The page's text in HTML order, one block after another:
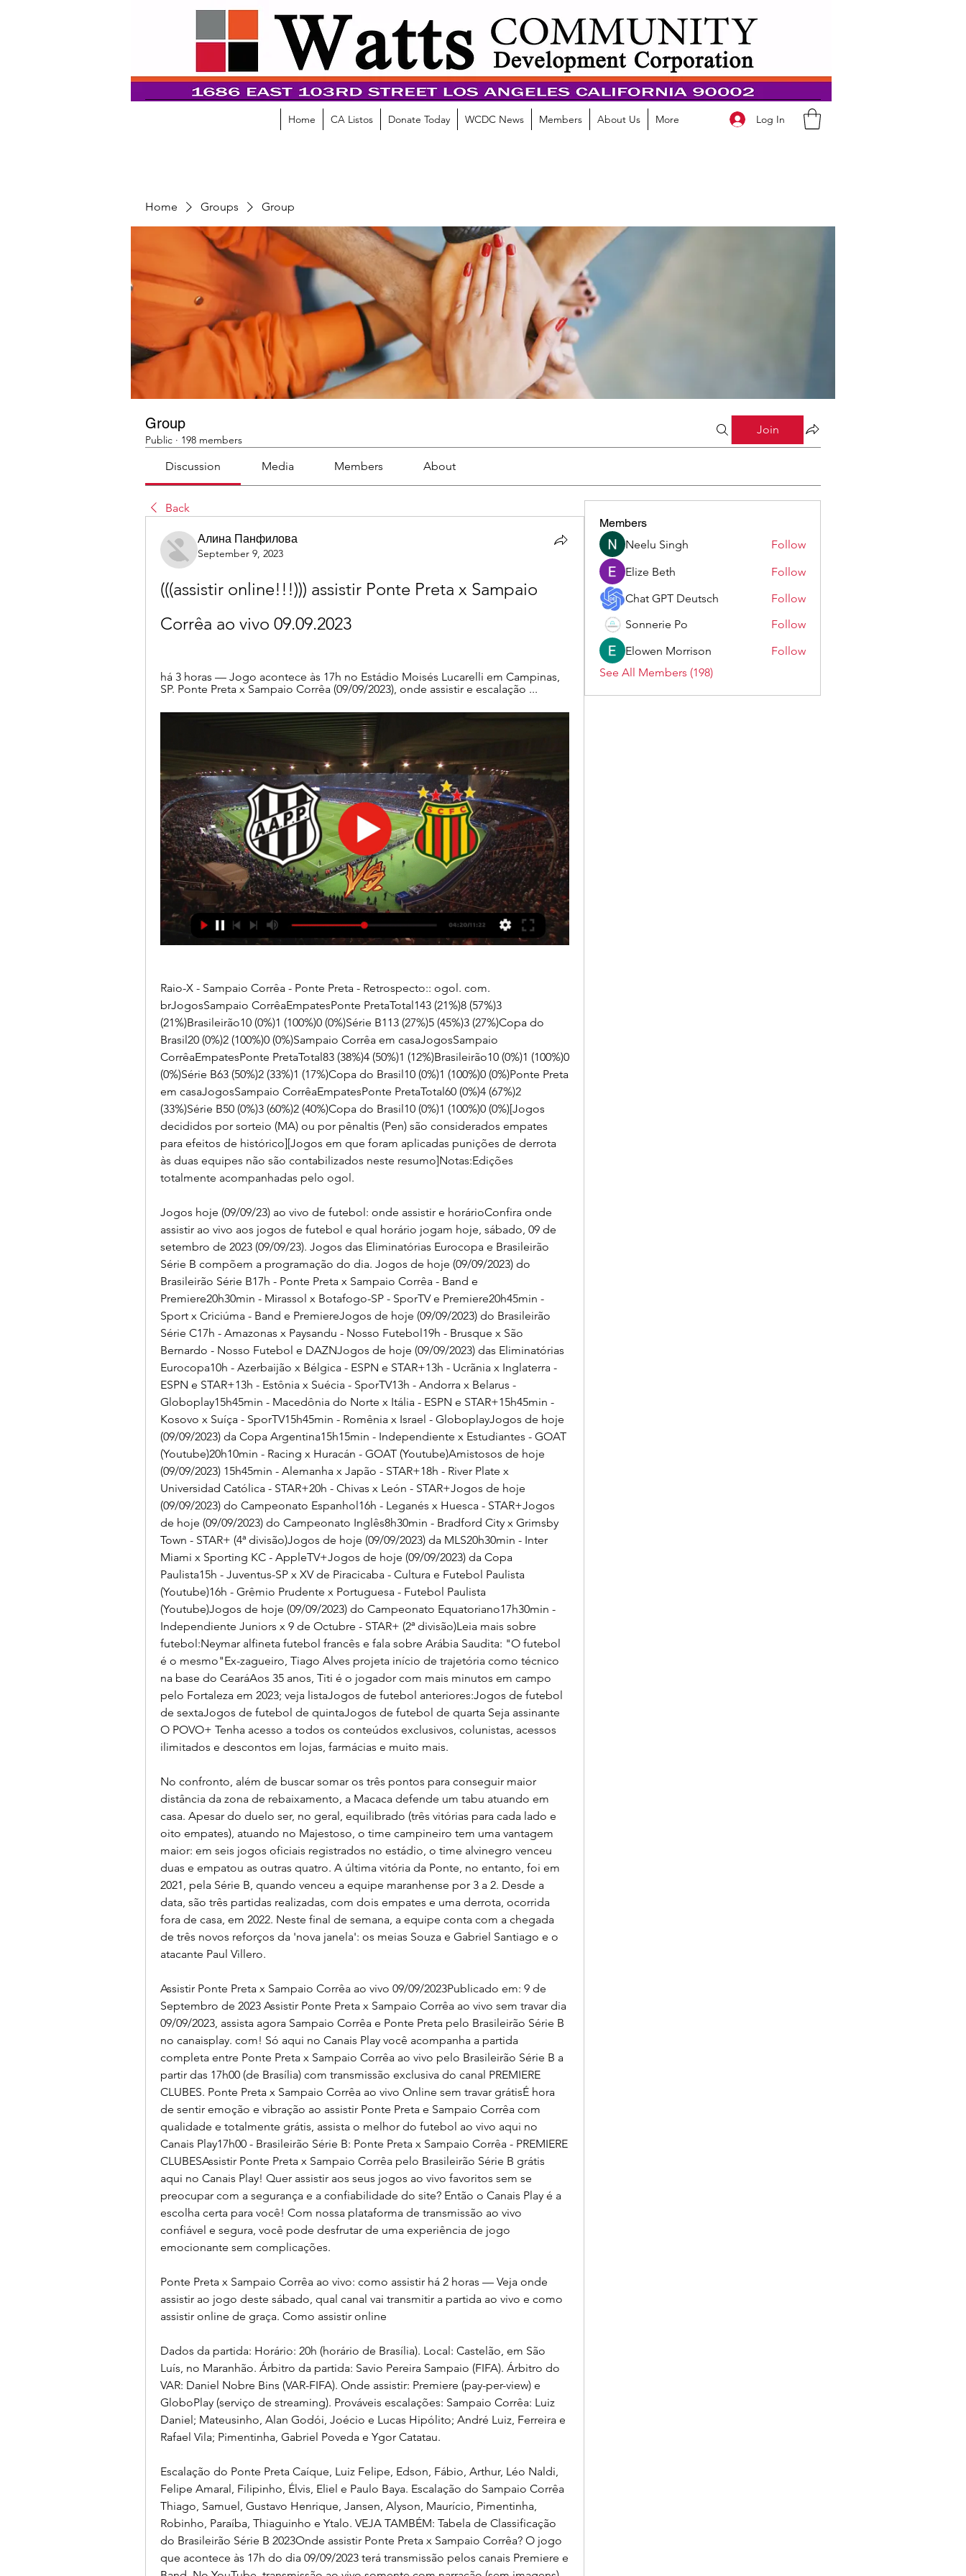
Home CA Listos Donate Today WCDC News Members About Us More Log In
Home Groups Group
Group
Public · 198 members
Join
Discussion Media Members About
Back
Алина Панфилова
September 9, 2023
(((assistir online!!!))) assistir Ponte Preta x Sampaio
Corrêa ao vivo 09.09.2023
há 3 horas — Jogo acontece às 17h no Estádio Moisés Lucarelli em Campinas,
SP. Ponte Preta x Sampaio Corrêa (09/09/2023), onde assistir e escalação ...
Raio-X - Sampaio Corrêa - Ponte Preta - Retrospecto:: ogol. com.
brJogosSampaio CorrêaEmpatesPonte PretaTotal143 (21%)8 (57%)3
(21%)Brasileirão10 (0%)1 (100%)0 (0%)Série B113 (27%)5 (45%)3 (27%)Copa do
Brasil20 (0%)2 (100%)0 (0%)Sampaio Corrêa em casaJogosSampaio
CorrêaEmpatesPonte PretaTotal83 (38%)4 (50%)1 (12%)Brasileirão10 (0%)1 (100%)0
(0%)Série B63 (50%)2 (33%)1 (17%)Copa do Brasil10 (0%)1 (100%)0 (0%)Ponte Preta
em casaJogosSampaio CorrêaEmpatesPonte PretaTotal60 (0%)4 (67%)2
(33%)Série B50 (0%)3 (60%)2 (40%)Copa do Brasil10 (0%)1 (100%)0 (0%)[Jogos
decididos por sorteio (MA) ou por pênaltis (Pen) são considerados empates
para efeitos de histórico][Jogos em que foram aplicadas punições de derrota
às duas equipes não são contabilizados neste resumo]Notas:Edições
totalmente acompanhadas pelo ogol.
Jogos hoje (09/09/23) ao vivo de futebol: onde assistir e horárioConfira onde
assistir ao vivo aos jogos de futebol e qual horário jogam hoje, sábado, 09 de
setembro de 2023 (09/09/23). Jogos das Eliminatórias Eurocopa e Brasileirão
Série B compõem a programação do dia. Jogos de hoje (09/09/2023) do
Brasileirão Série B17h - Ponte Preta x Sampaio Corrêa - Band e
Premiere20h30min - Mirassol x Botafogo-SP - SporTV e Premiere20h45min -
Sport x Criciúma - Band e PremiereJogos de hoje (09/09/2023) do Brasileirão
Série C17h - Amazonas x Paysandu - Nosso Futebol19h - Brusque x São
Bernardo - Nosso Futebol e DAZNJogos de hoje (09/09/2023) das Eliminatórias
Eurocopa10h - Azerbaijão x Bélgica - ESPN e STAR+13h - Ucrãnia x Inglaterra -
ESPN e STAR+13h - Estônia x Suécia - SporTV13h - Andorra x Belarus -
Globoplay15h45min - Macedônia do Norte x Itália - ESPN e STAR+15h45min -
Kosovo x Suíça - SporTV15h45min - Romênia x Israel - GloboplayJogos de hoje
(09/09/2023) da Copa Argentina15h15min - Independiente x Estudiantes - GOAT
(Youtube)20h10min - Racing x Huracán - GOAT (Youtube)Amistosos de hoje
(09/09/2023) 15h45min - Alemanha x Japão - STAR+18h - River Plate x
Universidad Católica - STAR+20h - Chivas x León - STAR+Jogos de hoje
(09/09/2023) do Campeonato Espanhol16h - Leganés x Huesca - STAR+Jogos
de hoje (09/09/2023) do Campeonato Inglês8h30min - Bradford City x Grimsby
Town - STAR+ (4ª divisão)Jogos de hoje (09/09/2023) da MLS20h30min - Inter
Miami x Sporting KC - AppleTV+Jogos de hoje (09/09/2023) da Copa
Paulista15h - Juventus-SP x XV de Piracicaba - Cultura e Futebol Paulista
(Youtube)16h - Grêmio Prudente x Portuguesa - Futebol Paulista
(Youtube)Jogos de hoje (09/09/2023) do Campeonato Equatoriano17h30min -
Independiente Juniors x 9 de Octubre - STAR+ (2ª divisão)Leia mais sobre
futebol:Neymar alfineta futebol francês e fala sobre Arábia Saudita: "O futebol
é o mesmo"Ex-zagueiro, Tiago Alves projeta início de trajetória como técnico
na base do CearáAos 35 anos, Titi é o jogador com mais minutos em campo
pelo Fortaleza em 2023; veja listaJogos de futebol anteriores:Jogos de futebol
de sextaJogos de futebol de quintaJogos de futebol de quarta Seja assinante
O POVO+ Tenha acesso a todos os conteúdos exclusivos, colunistas, acessos
ilimitados e descontos em lojas, farmácias e muito mais.
No confronto, além de buscar somar os três pontos para conseguir maior
distância da zona de rebaixamento, a Macaca defende um tabu atuando em
casa. Apesar do duelo ser, no geral, equilibrado (três vitórias para cada lado e
oito empates), atuando no Majestoso, o time campineiro tem uma vantagem
maior: em seis jogos oficiais registrados no estádio, o time alvinegro venceu
duas e empatou as outras quatro. A última vitória da Ponte, no entanto, foi em
2021, pela Série B, quando venceu a equipe maranhense por 3 a 2. Desde a
data, são três partidas realizadas, com dois empates e uma derrota, ocorrida
fora de casa, em 2022. Neste final de semana, a equipe conta com a chegada
de três novos reforços da 'nova janela': os meias Souza e Gabriel Santiago e o
atacante Paul Villero.
Assistir Ponte Preta x Sampaio Corrêa ao vivo 09/09/2023Publicado em: 9 de
Septembro de 2023 Assistir Ponte Preta x Sampaio Corrêa ao vivo sem travar dia
09/09/2023, assista agora Sampaio Corrêa e Ponte Preta pelo Brasileirão Série B
no canaisplay. com! Só aqui no Canais Play você acompanha a partida
completa entre Ponte Preta x Sampaio Corrêa ao vivo pelo Brasileirão Série B a
partir das 17h00 (de Brasília) com transmissão exclusiva do canal PREMIERE
CLUBES. Ponte Preta x Sampaio Corrêa ao vivo Online sem travar grátisÉ hora
de sentir emoção e vibração ao assistir Ponte Preta e Sampaio Corrêa com
qualidade e totalmente grátis, assista o melhor do futebol ao vivo aqui no
Canais Play17h00 - Brasileirão Série B: Ponte Preta x Sampaio Corrêa - PREMIERE
CLUBESAssistir Ponte Preta x Sampaio Corrêa pelo Brasileirão Série B grátis
aqui no Canais Play! Quer assistir aos seus jogos ao vivo favoritos sem se
preocupar com a segurança e a confiabilidade do site? Então o Canais Play é a
escolha certa para você! Com nossa plataforma de transmissão ao vivo
confiável e segura, você pode desfrutar de uma experiência de jogo
emocionante sem complicações.
Ponte Preta x Sampaio Corrêa ao vivo: como assistir há 2 horas — Veja onde
assistir ao jogo deste sábado, qual canal vai transmitir a partida ao vivo e como
assistir online de graça. Como assistir online
Dados da partida: Horário: 20h (horário de Brasília). Local: Castelão, em São
Luís, no Maranhão. Árbitro da partida: Savio Pereira Sampaio (FIFA). Árbitro do
VAR: Daniel Nobre Bins (VAR-FIFA). Onde assistir: Premiere (pay-per-view) e
GloboPlay (serviço de streaming). Prováveis escalações: Sampaio Corrêa: Luiz
Daniel; Mateusinho, Alan Godói, Joécio e Lucas Hipólito; André Luiz, Ferreira e
Rafael Vila; Pimentinha, Gabriel Poveda e Ygor Catatau.
Escalação do Ponte Preta Caíque, Luiz Felipe, Edson, Fábio, Arthur, Léo Naldi,
Felipe Amaral, Filipinho, Élvis, Eliel e Paulo Baya. Escalação do Sampaio Corrêa
Thiago, Samuel, Gustavo Henrique, Jansen, Alyson, Maurício, Pimentinha,
Robinho, Paraíba, Thiaguinho e Ytalo. VEJA TAMBÉM: Tabela de Classificação
do Brasileirão Série B 2023Onde assistir Ponte Preta x Sampaio Corrêa? O jogo
que acontece às 17h do dia 09/09/2023 terá transmissão pelos canais Premiere e
Members
Neelu Singh
Follow
Elize Beth
Follow
Chat GPT Deutsch
Follow
Sonnerie Po
Follow
Elowen Morrison
Follow
See All Members (198)